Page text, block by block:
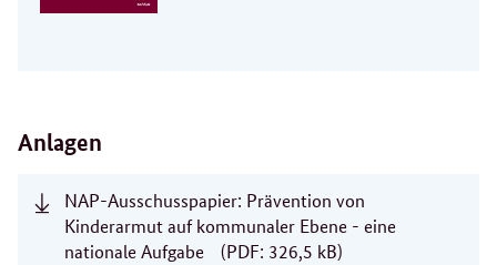
Anlagen
NAP-Ausschusspapier: Prävention von
Kinderarmut auf kommunaler Ebene - eine
nationale Aufgabe
(PDF: 326,5 kB)